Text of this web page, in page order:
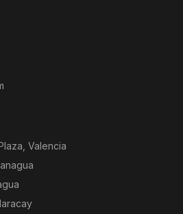
Valencia